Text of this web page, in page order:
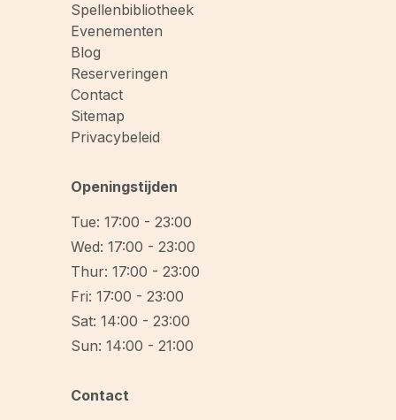
Spellenbibliotheek
Evenementen
Blog
Reserveringen
Contact
Sitemap
Privacybeleid
Openingstijden
Tue: 17:00 - 23:00
Wed: 17:00 - 23:00
Thur: 17:00 - 23:00
Fri: 17:00 - 23:00
Sat: 14:00 - 23:00
Sun: 14:00 - 21:00
Contact